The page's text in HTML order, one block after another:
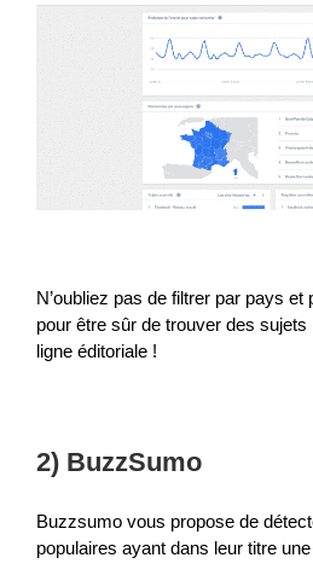
N’oubliez pas de filtrer par pays et
pour être sûr de trouver des
ligne éditoriale !
2) BuzzSumo
Buzzsumo vous propose de
populaires ayant dans leur titre